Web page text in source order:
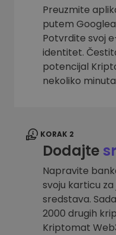
Preuzmite
putem
Potvrdite svoj
identitet.
potencijal
nekoliko
KORAK 2
Dodajte
Napravite
svoju karticu
sredstava.
2000 drugih
Kriptomat